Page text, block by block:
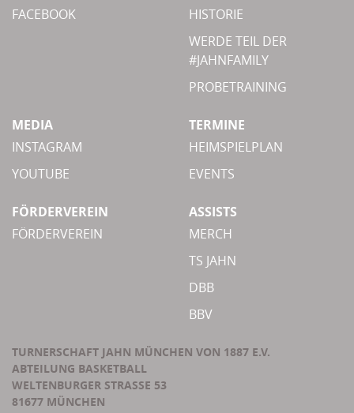
FACEBOOK
HISTORIE
WERDE TEIL DER
#JAHNFAMILY
PROBETRAINING
MEDIA
INSTAGRAM
YOUTUBE
TERMINE
HEIMSPIELPLAN
EVENTS
FÖRDERVEREIN
FÖRDERVEREIN
ASSISTS
MERCH
TS JAHN
DBB
BBV
TURNERSCHAFT JAHN MÜNCHEN VON 1887 E.V.
ABTEILUNG BASKETBALL
WELTENBURGER STRASSE 53
81677 MÜNCHEN